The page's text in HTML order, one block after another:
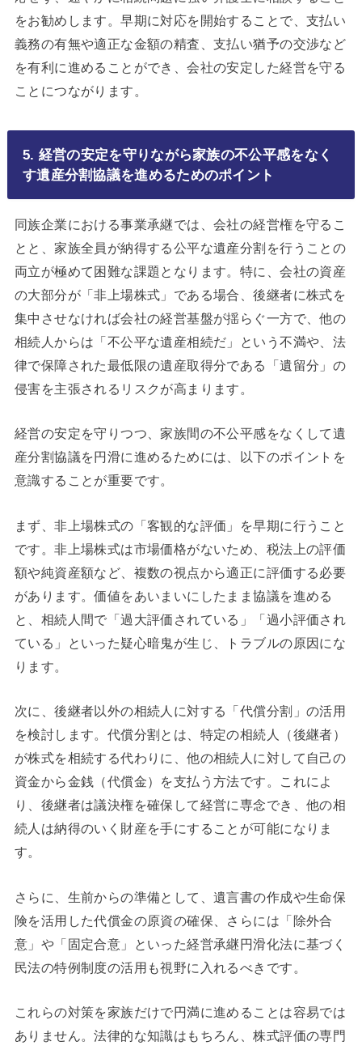
をお勧めします。早期に対応を開始することで、支払い
義務の有無や適正な金額の精査、支払い猶予の交渉など
を有利に進めることができ、会社の安定した経営を守る
ことにつながります。
5. 経営の安定を守りながら家族の不公平感をなく
す遺産分割協議を進めるためのポイント
同族企業における事業承継では、会社の経営権を守るこ
とと、家族全員が納得する公平な遺産分割を行うことの
両立が極めて困難な課題となります。特に、会社の資産
の大部分が「非上場株式」である場合、後継者に株式を
集中させなければ会社の経営基盤が揺らぐ一方で、他の
相続人からは「不公平な遺産相続だ」という不満や、法
律で保障された最低限の遺産取得分である「遺留分」の
侵害を主張されるリスクが高まります。
経営の安定を守りつつ、家族間の不公平感をなくして遺
産分割協議を円滑に進めるためには、以下のポイントを
意識することが重要です。
まず、非上場株式の「客観的な評価」を早期に行うこと
です。非上場株式は市場価格がないため、税法上の評価
額や純資産額など、複数の視点から適正に評価する必要
があります。価値をあいまいにしたまま協議を進める
と、相続人間で「過大評価されている」「過小評価され
ている」といった疑心暗鬼が生じ、トラブルの原因にな
ります。
次に、後継者以外の相続人に対する「代償分割」の活用
を検討します。代償分割とは、特定の相続人（後継者）
が株式を相続する代わりに、他の相続人に対して自己の
資金から金銭（代償金）を支払う方法です。これによ
り、後継者は議決権を確保して経営に専念でき、他の相
続人は納得のいく財産を手にすることが可能になりま
す。
さらに、生前からの準備として、遺言書の作成や生命保
険を活用した代償金の原資の確保、さらには「除外合
意」や「固定合意」といった経営承継円滑化法に基づく
民法の特例制度の活用も視野に入れるべきです。
これらの対策を家族だけで円満に進めることは容易では
ありません。法律的な知識はもちろん、株式評価の専門